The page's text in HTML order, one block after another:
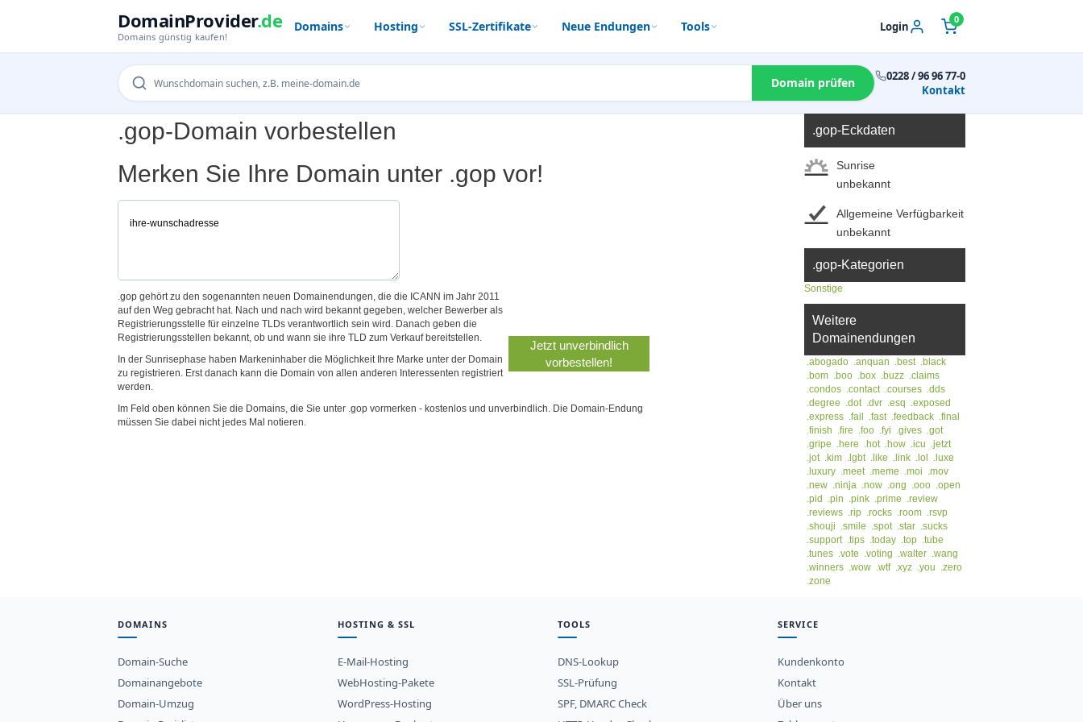
DomainProvider.de
Domains günstig kaufen!
Domains Hosting SSL-Zertifikate Neue Endungen Tools Login 0
Domain prüfen
0228 / 96 96 77-0
Kontakt
.gop-Domain vorbestellen
Merken Sie Ihre Domain unter .gop vor!
.gop gehört zu den sogenannten neuen Domainendungen, die die ICANN im Jahr 2011
auf den Weg gebracht hat. Nach und nach wird bekannt gegeben, welcher Bewerber als
Registrierungsstelle für einzelne TLDs verantwortlich sein wird. Danach geben die
Registrierungsstellen bekannt, ob und wann sie ihre TLD zum Verkauf bereitstellen.
In der Sunrisephase haben Markeninhaber die Möglichkeit Ihre Marke unter der Domain
zu registrieren. Erst danach kann die Domain von allen anderen Interessenten registriert
werden.
Im Feld oben können Sie die Domains, die Sie unter .gop vormerken - kostenlos und unverbindlich. Die Domain-Endung
müssen Sie dabei nicht jedes Mal notieren.
.gop-Eckdaten
Sunrise
unbekannt
Allgemeine Verfügbarkeit
unbekannt
.gop-Kategorien
Sonstige
Weitere
Domainendungen
.abogado .anquan .best .black
.bom .boo .box .buzz .claims
.condos .contact .courses .dds
.degree .dot .dvr .esq .exposed
.express .fail .fast .feedback .final
.finish .fire .foo .fyi .gives .got
.gripe .here .hot .how .icu .jetzt
.jot .kim .lgbt .like .link .lol
.luxe
.luxury .meet .meme .moi .mov
.new .ninja .now .ong .ooo .open
.pid
.pin .pink .prime .review
.reviews .rip .rocks .room .rsvp
.shouji .smile .spot .star .sucks
.support .tips .today .top .tube
.tunes .vote .voting .walter .wang
.winners .wow .wtf .xyz .you .zero
.zone
DOMAINS
Domain-Suche
Domainangebote
Domain-Umzug
HOSTING & SSL
E-Mail-Hosting
WebHosting-Pakete
WordPress-Hosting
TOOLS
DNS-Lookup
SSL-Prüfung
SPF, DMARC Check
SERVICE
Kundenkonto
Kontakt
Über uns